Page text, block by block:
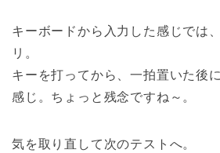
キーボードから入力した感じでは
リ。
キーを打ってから、一拍置いた後
感じ。ちょっと残念ですね～。
気を取り直して次のテストへ。